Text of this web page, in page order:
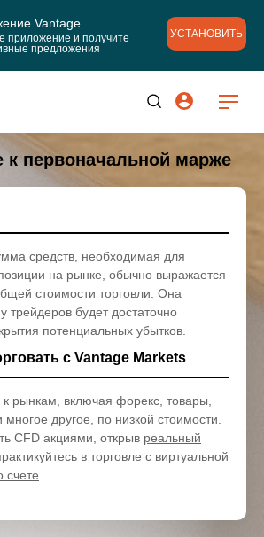
Vantage
приложение и получите
предложения
УСТАНОВИТЬ
к первоначальной марже
средств, необходимая для
на рынке, обычно выражается
стоимости торговли. Она
трейдеров будет достаточно
потенциальных убытков.
с Vantage Markets
к рынкам, включая форекс, товары,
другое, по низкой стоимости.
CFD акциями, открыв реальный
в торговле с виртуальной
счете